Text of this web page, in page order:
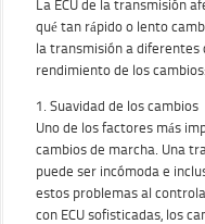
La ECU de la transmisión
qué tan rápido o lento
la transmisión a diferentes
rendimiento de los cambios:
1. Suavidad de los cambios
Uno de los factores más
cambios de marcha. Una
puede ser incómoda e
estos problemas al
con ECU sofisticadas, los